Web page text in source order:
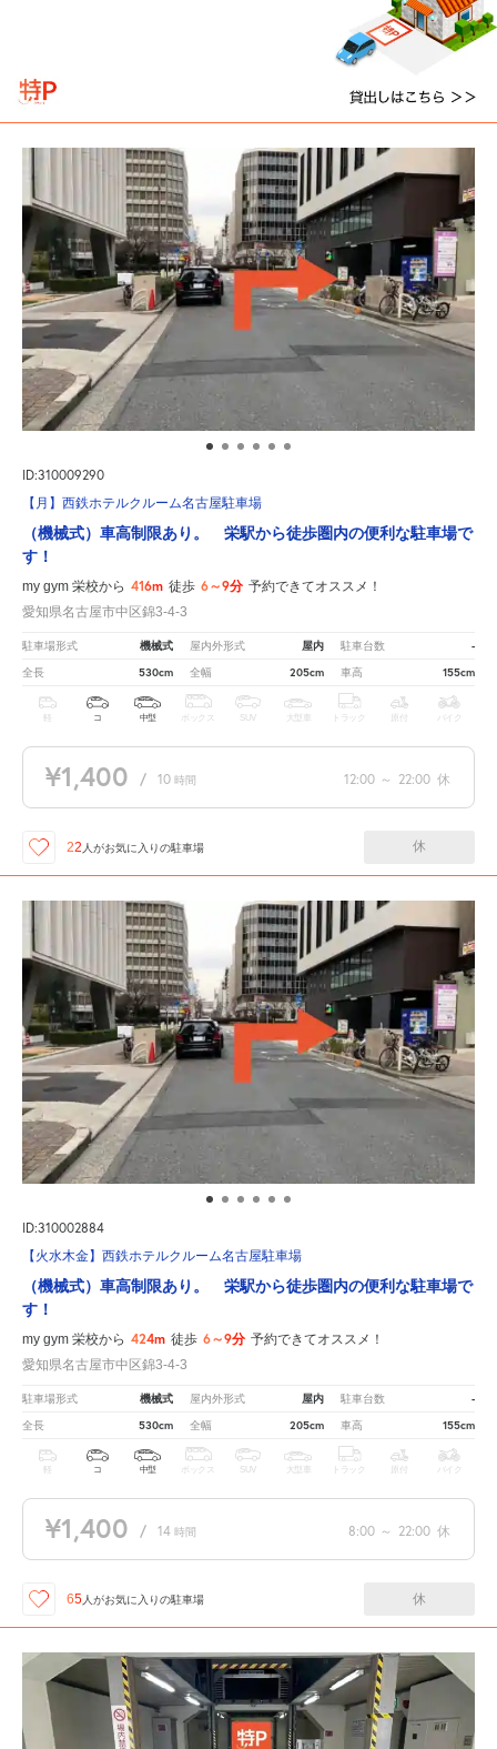
ID:310009290
【月】西鉄ホテルクルーム名古屋駐車場
（機械式）車高制限あり。 栄駅から徒歩圏内の便利な駐車場で
す！
my gym 栄校から 416m 徒歩 6～9分 予約できてオススメ！
愛知県名古屋市中区錦3-4-3
駐車場形式 機械式 屋内外形式 屋内 駐車台数 -
全長 530cm 全幅 205cm 車高 155cm
軽 コ 中型 ボックス SUV 大型車 トラック 原付 バイク
¥1,400 / 10 時間 12:00 ～ 22:00 休
22 人がお気に入りの駐車場 休
ID:310002884
【火水木金】西鉄ホテルクルーム名古屋駐車場
（機械式）車高制限あり。 栄駅から徒歩圏内の便利な駐車場で
す！
my gym 栄校から 424m 徒歩 6～9分 予約できてオススメ！
愛知県名古屋市中区錦3-4-3
駐車場形式 機械式 屋内外形式 屋内 駐車台数 -
全長 530cm 全幅 205cm 車高 155cm
軽 コ 中型 ボックス SUV 大型車 トラック 原付 バイク
¥1,400 / 14 時間 8:00 ～ 22:00 休
65人がお気に入りの駐車場 休